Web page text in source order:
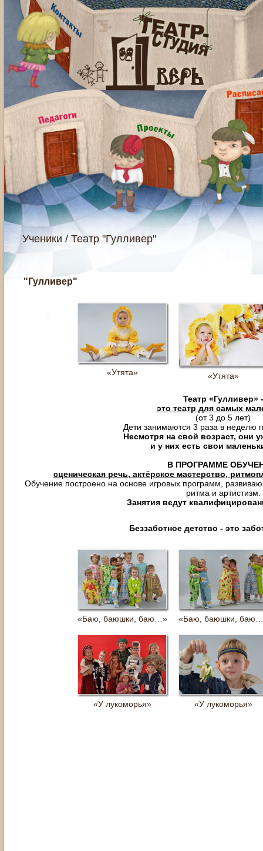
Ученики / Театр "Гулливер"
"Гулливер"
«Утята» «Утята»
Театр «Гулливер» -
это театр для самых
(от 3 до 5 лет)
Дети занимаются 3 раза в неделю
Несмотря на свой возраст, они
и у них есть свои
В ПРОГРАММЕ
сценическая речь, актёрское мастерство,
Обучение построено на основе игровых программ,
ритма и артистизм.
Занятия ведут
Беззаботное детство - это
«Баю, баюшки, баю…» «Баю, баюшки,
«У лукоморья» «У лукоморья»